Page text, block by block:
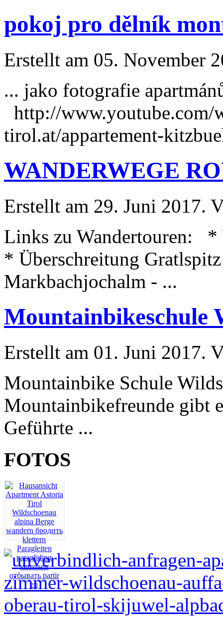
pokoj pro dělník
Erstellt am 05. November
... jako fotografie
http://www.youtube.com/
tirol.at/appartement-
WANDERWEGE
Erstellt am 29. Juni 2017.
Links zu Wandertouren: *
* Überschreitung
Markbachjochalm - ...
Mountainbikeschule
Erstellt am 01. Juni 2017.
Mountainbike Schule
Mountainbikefreunde gibt
Geführte ...
FOTOS